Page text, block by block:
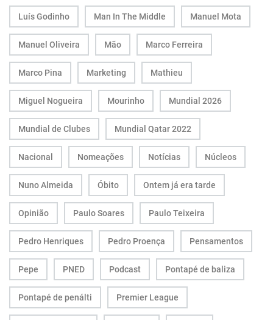
Luís Godinho Man In The Middle Manuel Mota
Manuel Oliveira Mão Marco Ferreira
Marco Pina Marketing Mathieu
Miguel Nogueira Mourinho Mundial 2026
Mundial de Clubes Mundial Qatar 2022
Nacional Nomeações Notícias Núcleos
Nuno Almeida Óbito Ontem já era tarde
Opinião Paulo Soares Paulo Teixeira
Pedro Henriques Pedro Proença Pensamentos
Pepe PNED Podcast Pontapé de baliza
Pontapé de penálti Premier League